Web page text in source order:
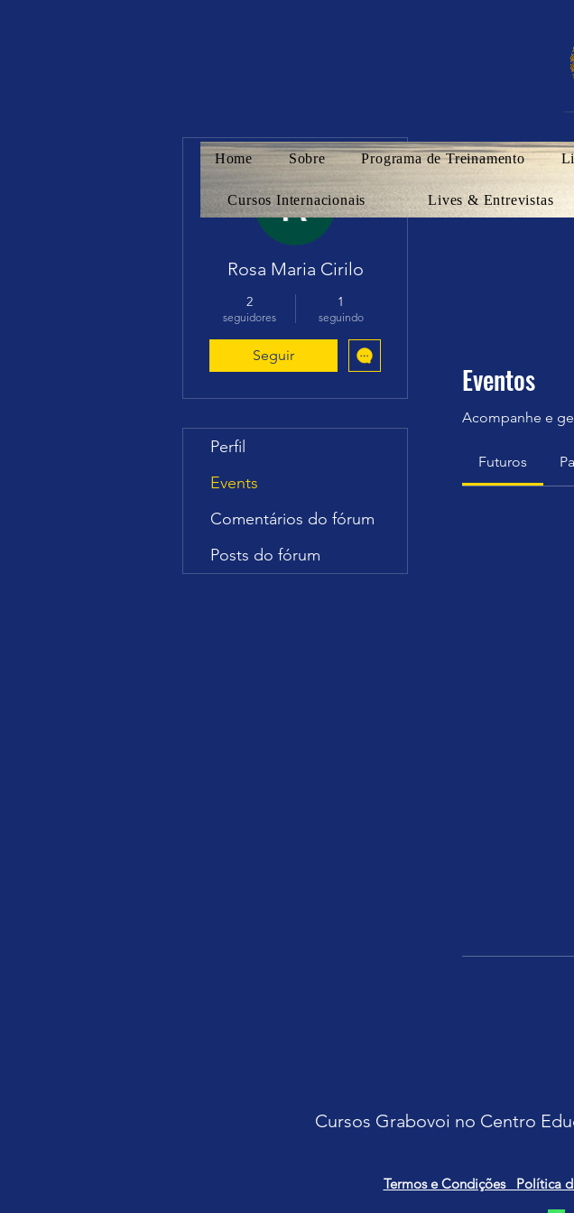
Home Sobre Programa de Treinamento
Cursos Internacionais Lives & Entrevistas
Eventos
Acompanhe e
Futuros
Rosa Maria Cirilo
2
seguidores
1
seguindo
Seguir
Mais ações
Perfil
Events
Comentários do fórum
Posts do fórum
Cursos Grabovoi no Centro
Termos e Condições